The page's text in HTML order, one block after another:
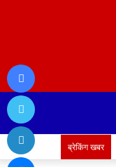
ब्रेकिंग खबर
Twitter
Messenger